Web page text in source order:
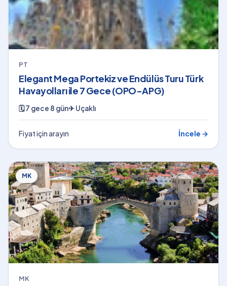
PT
Elegant Mega Portekiz ve Endülüs Turu Türk
Havayolları ile 7 Gece (OPO-APG)
🗓7 gece 8 gün✈Uçaklı
Fiyat için arayın İncele →
MK
MK